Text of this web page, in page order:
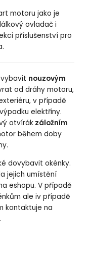
motoru jako je
ovladač i
příslušenství pro
nouzovým
od dráhy motoru,
v případě
elektřiny.
otvírákzáložním
během doby
dovybavit okénky.
jejich umístění
eshopu. V případě
ale iv případě
kontaktuje na
.